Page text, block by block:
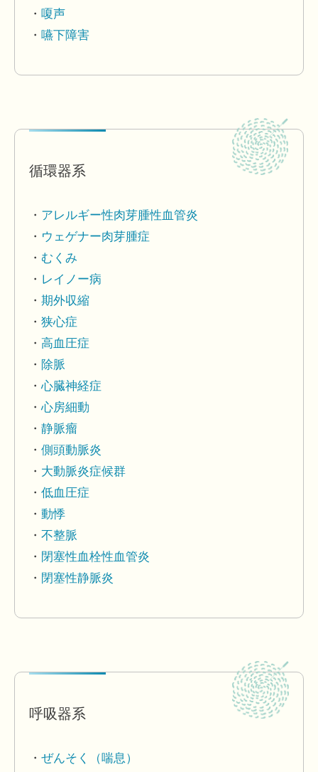
嗄声
嚥下障害
循環器系
アレルギー性肉芽腫性血管炎
ウェゲナー肉芽腫症
むくみ
レイノー病
期外収縮
狭心症
高血圧症
除脈
心臓神経症
心房細動
静脈瘤
側頭動脈炎
大動脈炎症候群
低血圧症
動悸
不整脈
閉塞性血栓性血管炎
閉塞性静脈炎
呼吸器系
ぜんそく（喘息）